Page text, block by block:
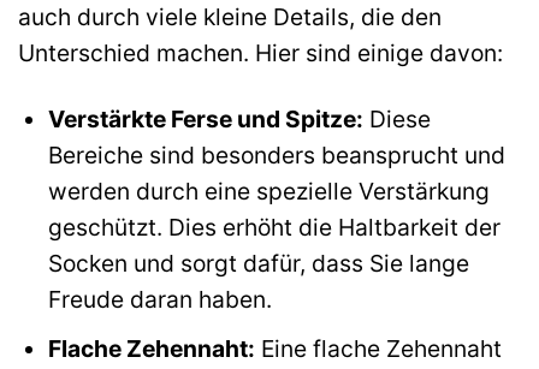
auch durch viele kleine Details, die den
Unterschied machen. Hier sind einige davon:
Verstärkte Ferse und Spitze: Diese
Bereiche sind besonders beansprucht und
werden durch eine spezielle Verstärkung
geschützt. Dies erhöht die Haltbarkeit der
Socken und sorgt dafür, dass Sie lange
Freude daran haben.
Flache Zehennaht: Eine flache Zehennaht